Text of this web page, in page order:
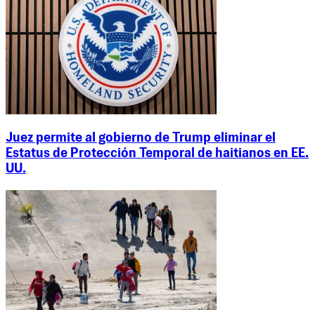
Juez permite al gobierno de Trump eliminar el
Estatus de Protección Temporal de haitianos en EE.
UU.